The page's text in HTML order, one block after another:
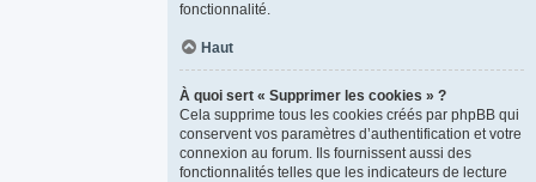
fonctionnalité.
Haut
À quoi sert « Supprimer les cookies » ?
Cela supprime tous les cookies créés par phpBB qui
conservent vos paramètres d’authentification et votre
connexion au forum. Ils fournissent aussi des
fonctionnalités telles que les indicateurs de lecture